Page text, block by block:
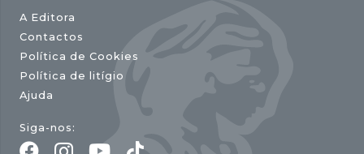
A Editora
Contactos
Política de Cookies
Política de litígio
Ajuda
Siga-nos: